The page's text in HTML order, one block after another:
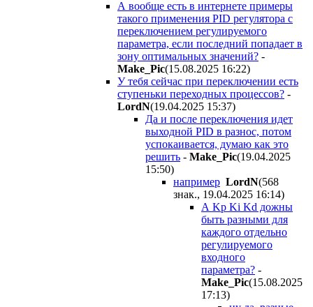
А вообще есть в интернете примеры
такого применения PID регулятора с
переключением регулируемого
параметра, если последний попадает в
зону оптимальных значений? -
Make_Pic(15.08.2025 16:22)
У тебя сейчас при переключении есть
ступеньки переходных процессов? -
LordN(19.04.2025 15:37)
Да и после переключения идет
выходной PID в разнос, потом
успокаивается, думаю как это
решить - Make_Pic(19.04.2025
15:50)
например LordN(568
знак., 19.04.2025 16:14)
А Kp Ki Kd дожны
быть разными для
каждого отдельно
регулируемого
входного
параметра? -
Make_Pic(15.08.2025
17:13)